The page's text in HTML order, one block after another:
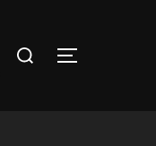
Rechercher :